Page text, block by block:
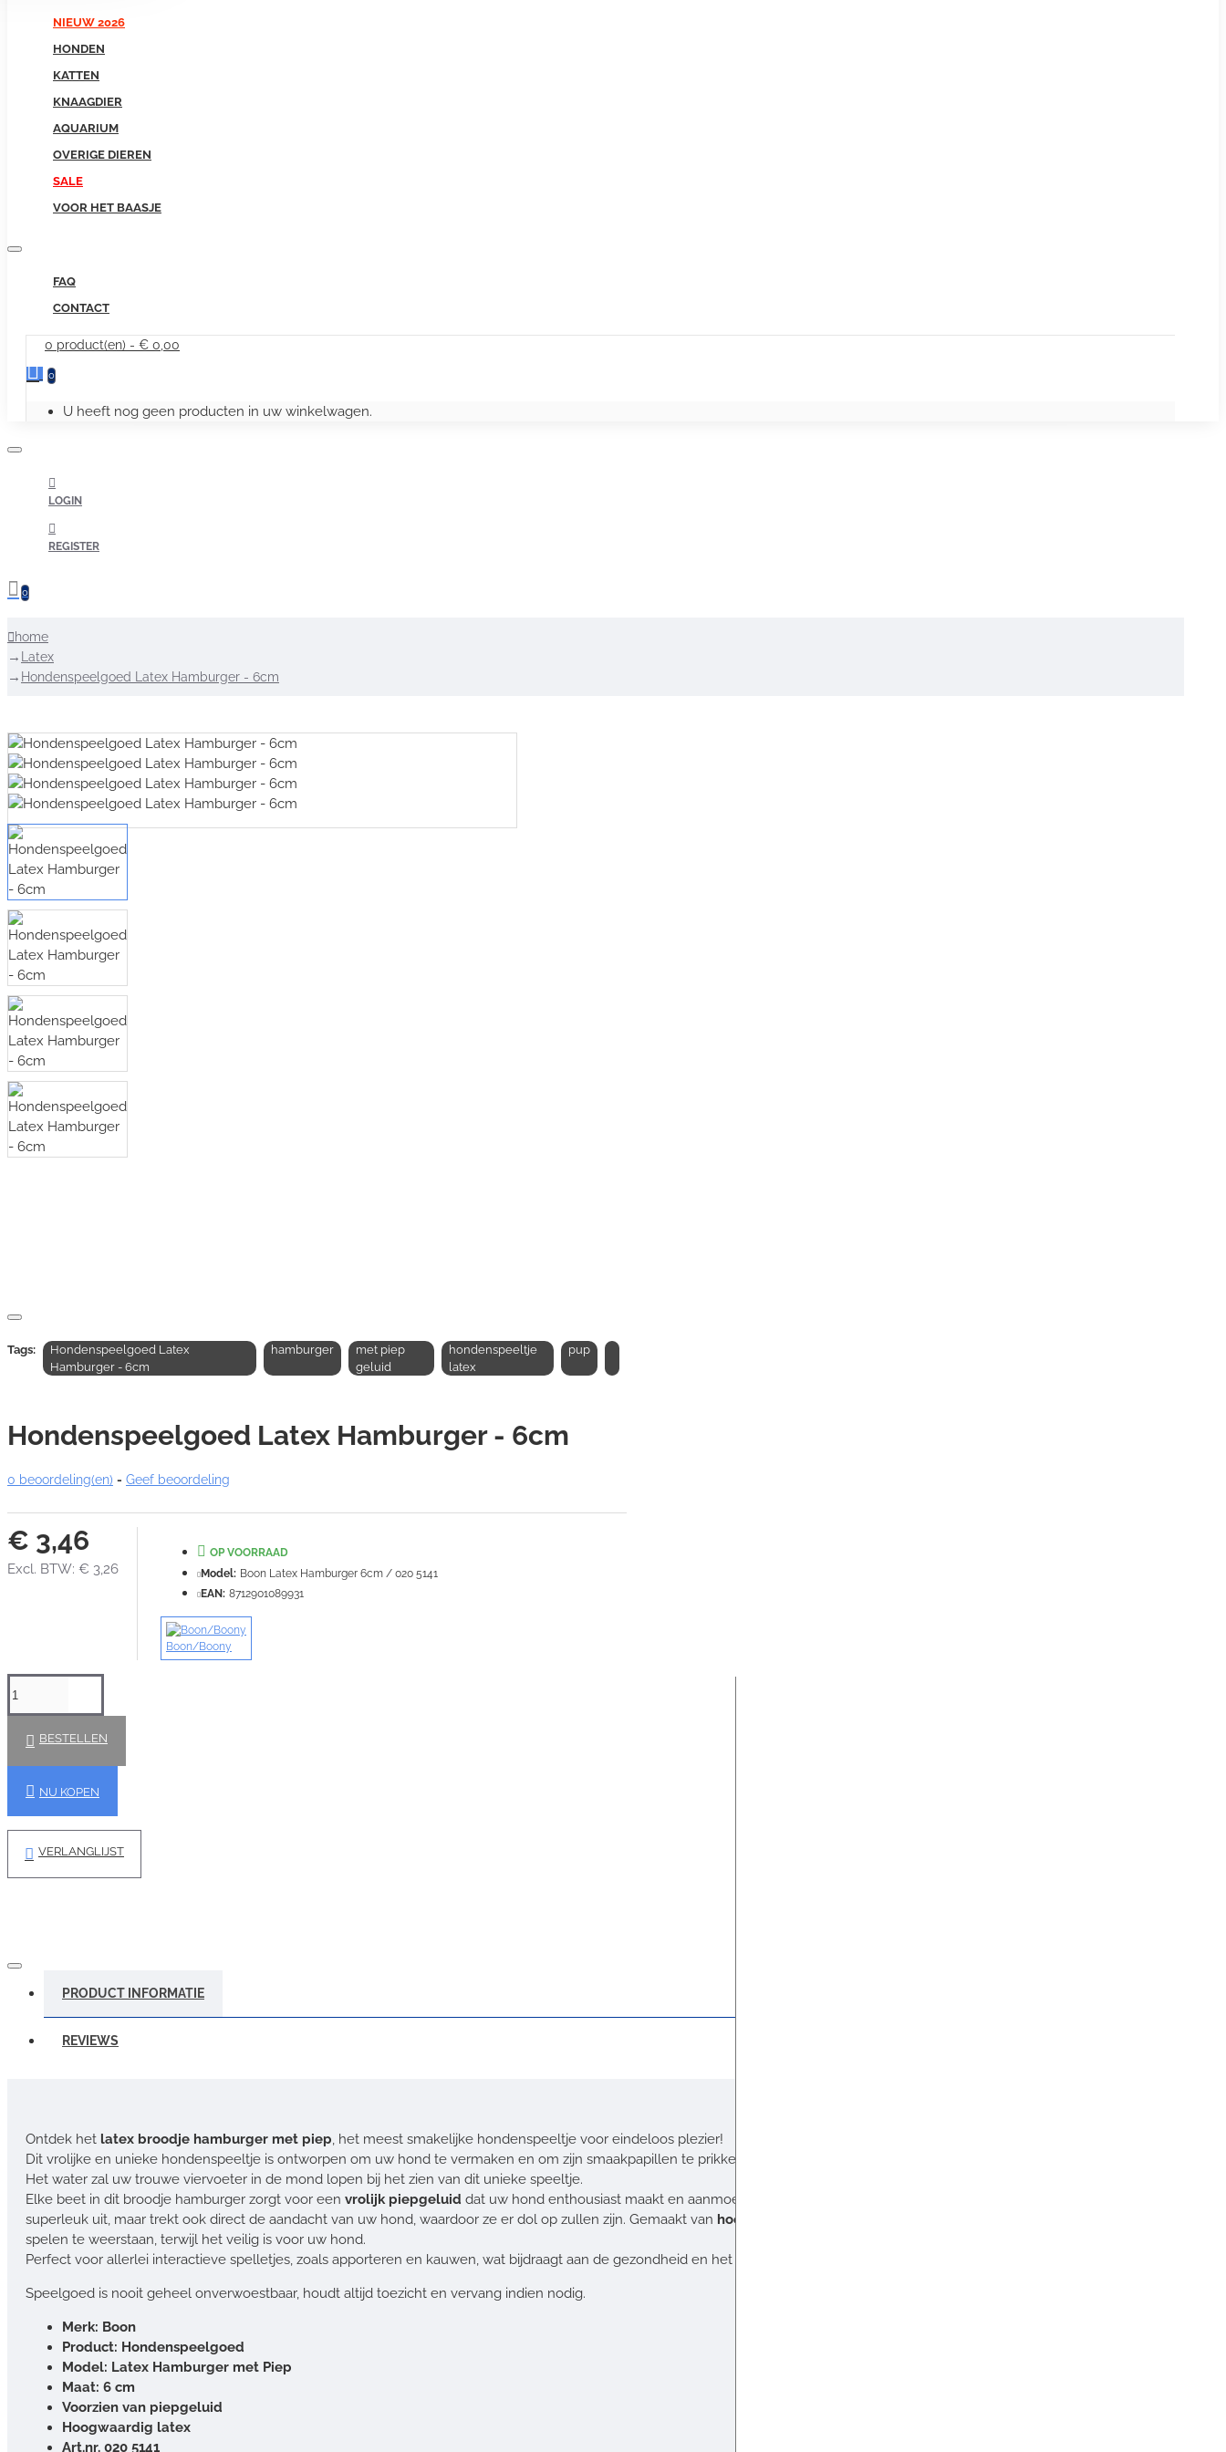
NIEUW 2026
HONDEN
KATTEN
KNAAGDIER
AQUARIUM
OVERIGE DIEREN
SALE
VOOR HET BAASJE
FAQ
CONTACT
0 product(en) - € 0,00
0
U heeft nog geen producten in uw winkelwagen.
LOGIN
REGISTER
0
home
Latex
Hondenspeelgoed Latex Hamburger - 6cm
Tags:
Hondenspeelgoed Latex
Hamburger - 6cm
hamburger
met piep
geluid
hondenspeeltje
latex
pup
Hondenspeelgoed Latex Hamburger - 6cm
0 beoordeling(en) - Geef beoordeling
€ 3,46
Excl. BTW: € 3,26
OP VOORRAAD
Model: Boon Latex Hamburger 6cm / 020 5141
EAN: 8712901089931
Boon/Boony
BESTELLEN
NU KOPEN
VERLANGLIJST
PRODUCT INFORMATIE
REVIEWS
Ontdek het latex broodje hamburger met piep, het meest smakelijke hondenspeeltje voor eindeloos plezier!
Dit vrolijke en unieke hondenspeeltje is ontworpen om uw hond te vermaken en om zijn smaakpapillen te prikkelen.
Het water zal uw trouwe viervoeter in de mond lopen bij het zien van dit unieke speeltje.
Elke beet in dit broodje hamburger zorgt voor een vrolijk piepgeluid dat uw hond enthousiast maakt en aanmoedigt om te blijven spelen. Dit broodje hamburger ziet er niet alleen
superleuk uit, maar trekt ook direct de aandacht van uw hond, waardoor ze er dol op zullen zijn. Gemaakt van hoogwaardig latex
spelen te weerstaan, terwijl het veilig is voor uw hond.
Perfect voor allerlei interactieve spelletjes, zoals apporteren en kauwen, wat bijdraagt aan de gezondheid en het welzijn van uw hond.
Speelgoed is nooit geheel onverwoestbaar, houdt altijd toezicht en vervang indien nodig.
Merk: Boon
Product: Hondenspeelgoed
Model: Latex Hamburger met Piep
Maat: 6 cm
Voorzien van piepgeluid
Hoogwaardig latex
Art.nr. 020 5141